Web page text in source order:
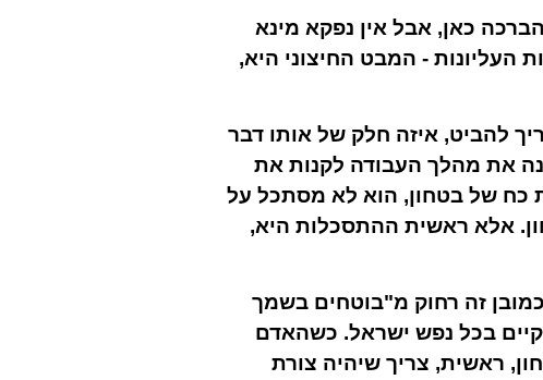
כאן, אבל אין נפקא מינא
- המבט החיצוני היא,
להביט, איזה חלק של אותו דבר
את מהלך העבודה לקנות את
כח של בטחון, הוא לא מסתכל על
אלא ראשית ההתסכלות היא,
זה רחוק מ"בוטחים בשמך
בכל נפש ישראל. כשהאדם
ראשית, צריך שיהיה צורת